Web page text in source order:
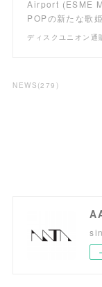
Airport (ESME
POPの新たな歌
ディスクユニオン通
NEWS (279 )